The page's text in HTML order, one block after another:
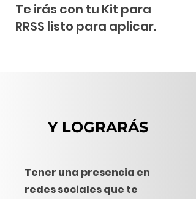
Te irás con tu Kit para
RRSS listo para aplicar.
Y LOGRARÁS
Tener una presencia en
redes sociales que te